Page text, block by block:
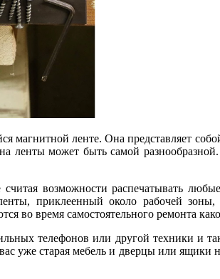
магнитной ленте. Она представляет
ленты может быть самой
возможности распечатывать
приклеенный около рабочей
во время самостоятельного ремонта
телефонов или другой техники и
уже старая мебель и дверцы или ящики